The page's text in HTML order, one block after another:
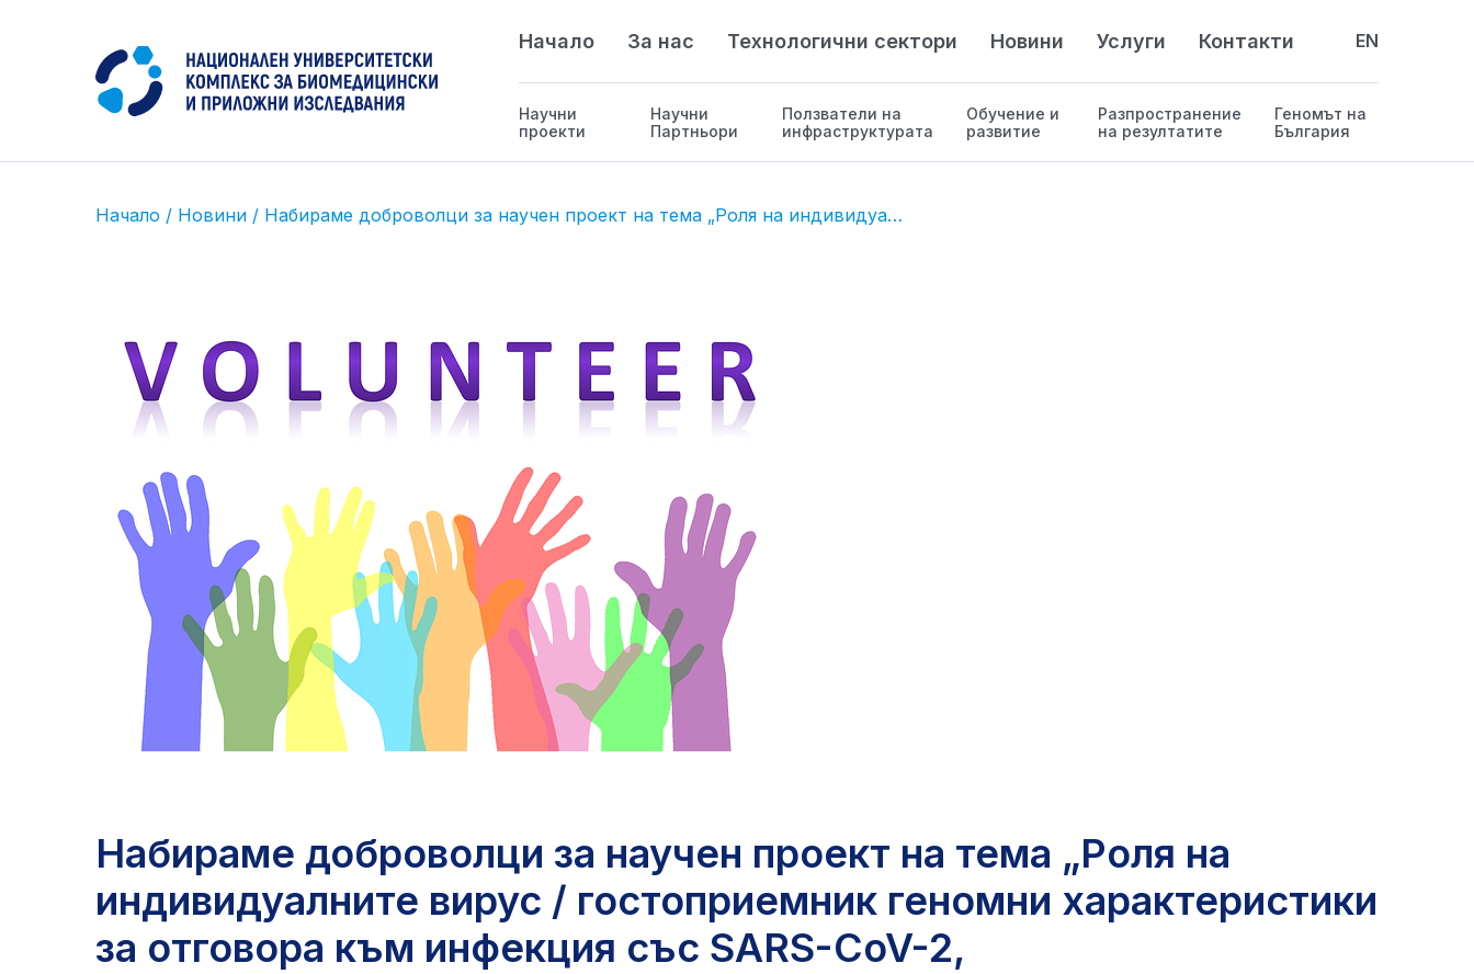
Начало За нас Технологични сектори Новини Услуги Контакти EN
Научни
проекти
Научни
Партньори
Ползватели на
инфраструктурата
Обучение и
развитие
Разпространение
на резултатите
Геномът на
България
Начало / Новини / Набираме доброволци за научен проект на тема „Роля на индивидуалните вирус / гостоприемник геномни характеристики за отговора към инфекция със SARS-CoV-2,
Набираме доброволци за научен проект на тема „Роля на
индивидуалните вирус / гостоприемник геномни характеристики
за отговора към инфекция със SARS-CoV-2,